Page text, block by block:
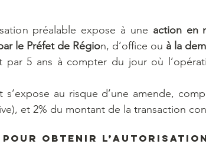
préalable expose à une action en
le Préfet de Région, d’office ou à la
par 5 ans à compter du jour où
s’expose au risque d’une amende,
et 2% du montant de la transaction
pour obtenir l’autorisation